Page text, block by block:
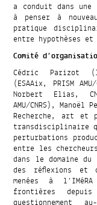
a conduit dans une
à penser à
pratique
entre hypothèses
Comité
Cédric Parizot
(ESAAix, PRISM
Norbert Elias,
AMU/CNRS), Manoël
Recherche, art et
transdisciplinaire
perturbations
entre les
dans le domaine
des réflexions et
menées à
frontières